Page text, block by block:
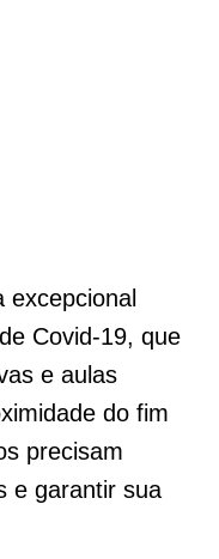
Covid-19, que
e aulas
do fim
precisam
e garantir sua